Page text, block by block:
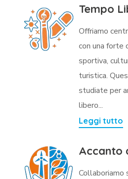
Tempo
Offriamo
con una forte
sportiva,
turistica.
studiate per
libero...
Leggi tutto
Accanto